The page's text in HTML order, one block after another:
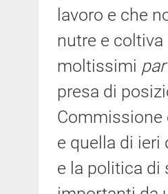
lavoro e che
nutre e
moltissimi
presa di
Commissione
e quella di ieri
e la politica di